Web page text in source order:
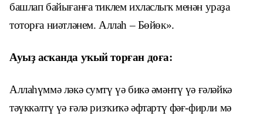
башлап байығанға тиклем ихласлыҡ менән ураҙа
тоторға ниәтләнем. Аллаһ – Бөйөк».
Ауыҙ асҡанда уҡый торған доға:
Аллаһүммә ләкә сумтү үә бикә әмәнтү үә ғәләйкә
тәүккәлтү үә ғәлә ризҡиҡә әфтартү фәғ-фирли мә